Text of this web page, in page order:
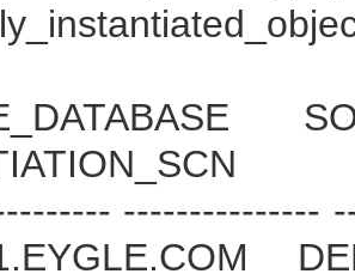
---------------